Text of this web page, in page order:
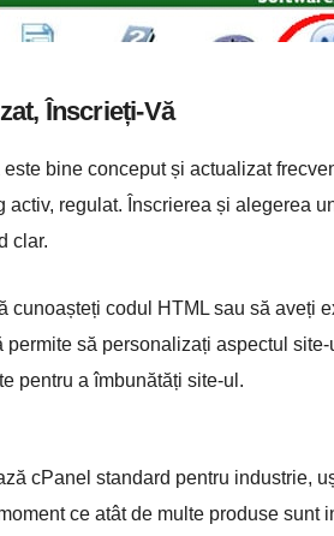
Înscrieți-Vă
bine conceput și actualizat
activ, regulat. Înscrierea și alegerea
clar.
cunoașteți codul HTML sau să aveți
permite să personalizați aspectul
pentru a îmbunătăți site-ul.
cPanel standard pentru industrie,
ce atât de multe produse